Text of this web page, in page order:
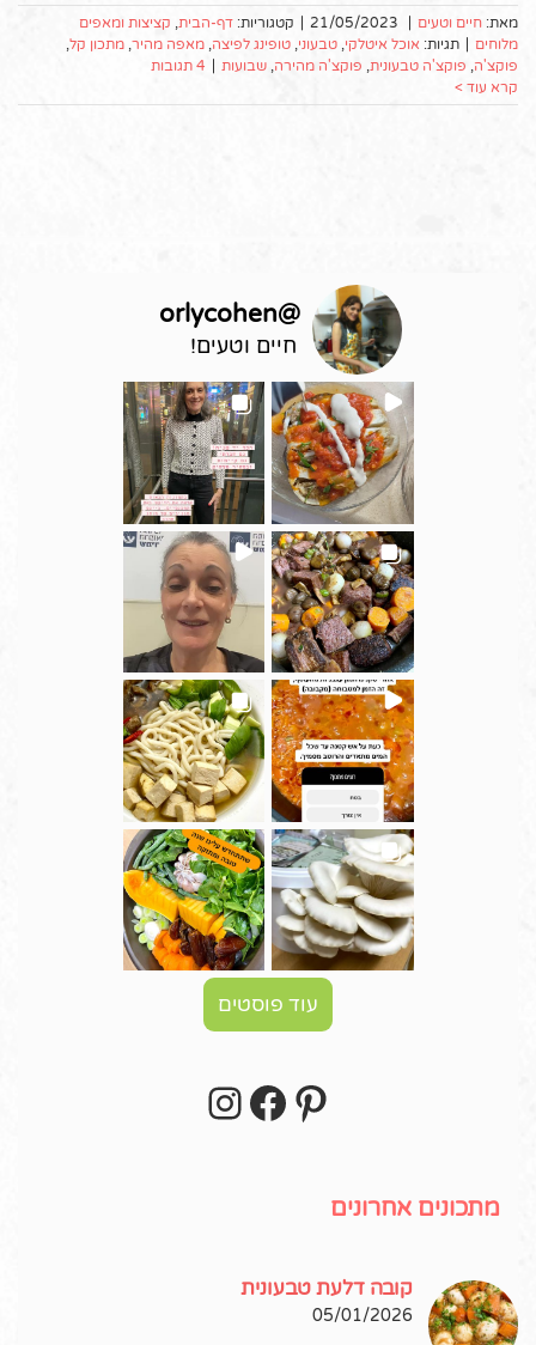
מאת: חיים וטעים 21/05/2023 קטגוריות: דף-הבית, קציצות ומאפים
מלוחים
תגיות: אוכל איטלקי, טבעוני, טופינג לפיצה, מאפה מהיר, מתכון קל,
פוקצ'ה, פוקצ'ה טבעונית, פוקצ'ה מהירה, שבועות
4 תגובות
קרא עוד >
@
orlycohen
חיים וטעים!
עוד פוסטים
Pinterest
Facebook
מתכונים אחרונים
קובה דלעת טבעונית
05/01/2026